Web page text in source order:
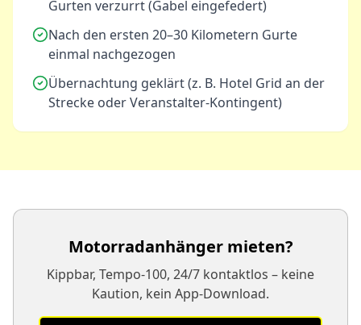
Gurten verzurrt (Gabel eingefedert)
Nach den ersten 20–30 Kilometern Gurte
einmal nachgezogen
Übernachtung geklärt (z. B. Hotel Grid an der
Strecke oder Veranstalter-Kontingent)
Motorradanhänger mieten?
Kippbar, Tempo-100, 24/7 kontaktlos – keine
Kaution, kein App-Download.